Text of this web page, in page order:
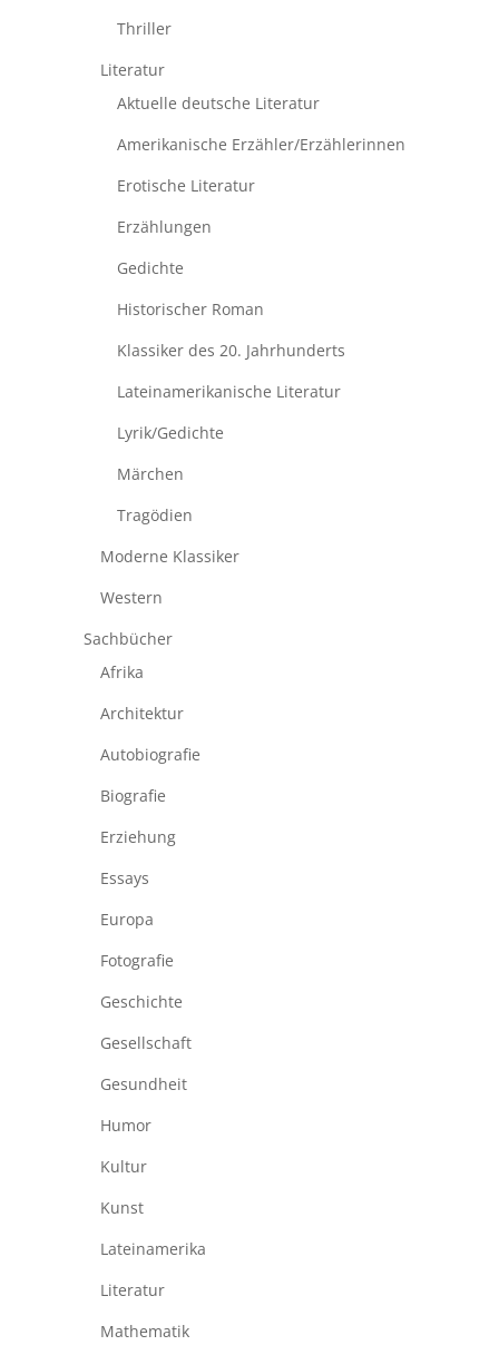
Thriller
Literatur
Aktuelle deutsche Literatur
Amerikanische Erzähler/Erzählerinnen
Erotische Literatur
Erzählungen
Gedichte
Historischer Roman
Klassiker des 20. Jahrhunderts
Lateinamerikanische Literatur
Lyrik/Gedichte
Märchen
Tragödien
Moderne Klassiker
Western
Sachbücher
Afrika
Architektur
Autobiografie
Biografie
Erziehung
Essays
Europa
Fotografie
Geschichte
Gesellschaft
Gesundheit
Humor
Kultur
Kunst
Lateinamerika
Literatur
Mathematik